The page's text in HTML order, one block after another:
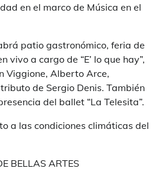
en el marco de Música en el
patio gastronómico, feria de
vivo a cargo de “E’ lo que hay”,
Viggione, Alberto Arce,
de Sergio Denis. También
del ballet “La Telesita”.
a las condiciones climáticas del
BELLAS ARTES